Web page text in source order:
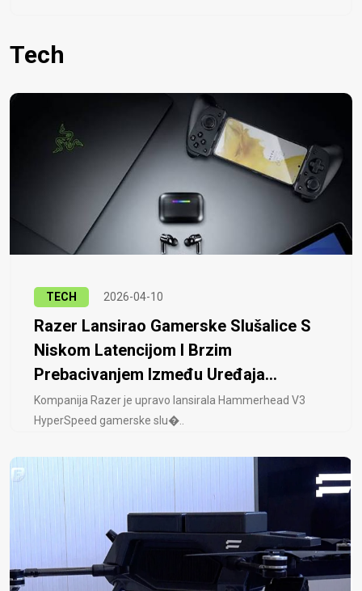
Tech
TECH 2026-04-10
Razer Lansirao Gamerske Slušalice S
Niskom Latencijom I Brzim
Prebacivanjem Između Uređaja...
Kompanija Razer je upravo lansirala Hammerhead V3
HyperSpeed ​​gamerske slu�..